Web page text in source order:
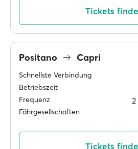
Tickets
Positano Capri
Schnellste Verbindung
Betriebszeit
Frequenz 2
Fährgesellschaften
Tickets